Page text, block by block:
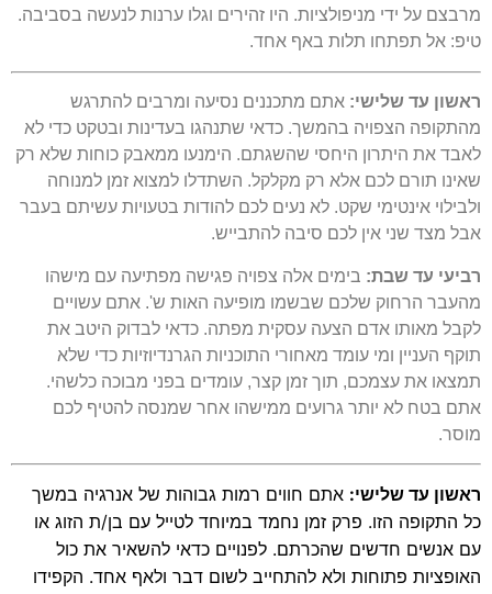
מרבצם על ידי מניפולציות. היו זהירים וגלו ערנות לנעשה בסביבה.
טיפ: אל תפתחו תלות באף אחד.
ראשון עד שלישי: אתם מתכננים נסיעה ומרבים להתרגש
מהתקופה הצפויה בהמשך. כדאי שתנהגו בעדינות ובטקט כדי לא
לאבד את היתרון היחסי שהשגתם. הימנעו ממאבק כוחות שלא רק
שאינו תורם לכם אלא רק מקלקל. השתדלו למצוא זמן למנוחה
ולבילוי אינטימי שקט. לא נעים לכם להודות בטעויות עשיתם בעבר
אבל מצד שני אין לכם סיבה להתבייש.
רביעי עד שבת: בימים אלה צפויה פגישה מפתיעה עם מישהו
מהעבר הרחוק שלכם שבשמו מופיעה האות ש'. אתם עשויים
לקבל מאותו אדם הצעה עסקית מפתה. כדאי לבדוק היטב את
תוקף העניין ומי עומד מאחורי התוכניות הגרנדיוזיות כדי שלא
תמצאו את עצמכם, תוך זמן קצר, עומדים בפני מבוכה כלשהי.
אתם בטח לא יותר גרועים ממישהו אחר שמנסה להטיף לכם
מוסר.
ראשון עד שלישי: אתם חווים רמות גבוהות של אנרגיה במשך
כל התקופה הזו. פרק זמן נחמד במיוחד לטייל עם בן/ת הזוג או
עם אנשים חדשים שהכרתם. לפנויים כדאי להשאיר את כול
האופציות פתוחות ולא להתחייב לשום דבר ולאף אחד. הקפידו